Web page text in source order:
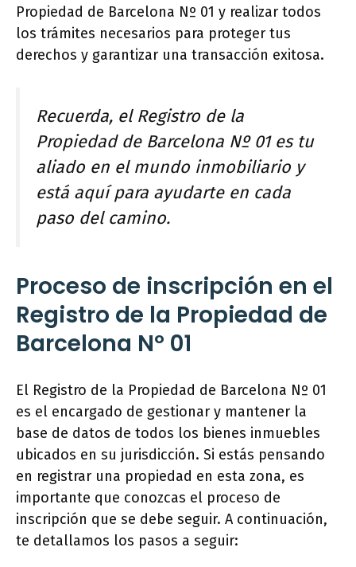
Propiedad de Barcelona Nº 01 y realizar todos
los trámites necesarios para proteger tus
derechos y garantizar una transacción exitosa.
Recuerda, el Registro de la
Propiedad de Barcelona Nº 01 es tu
aliado en el mundo inmobiliario y
está aquí para ayudarte en cada
paso del camino.
Proceso de inscripción en el
Registro de la Propiedad de
Barcelona Nº 01
El Registro de la Propiedad de Barcelona Nº 01
es el encargado de gestionar y mantener la
base de datos de todos los bienes inmuebles
ubicados en su jurisdicción. Si estás pensando
en registrar una propiedad en esta zona, es
importante que conozcas el proceso de
inscripción que se debe seguir. A continuación,
te detallamos los pasos a seguir: